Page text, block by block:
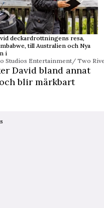
deckardrottningens resa,
till Australien och Nya
i
Studios Entertainment/ Two
David bland annat
blir märkbart